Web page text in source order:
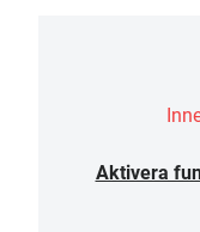
Aktivera